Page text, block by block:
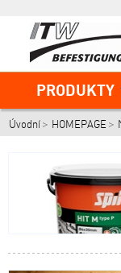
PRODUKTY
Úvodní HOMEPAGE